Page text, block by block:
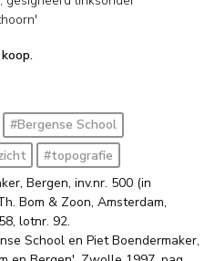
#Bergense School
#topografie
Bergen, inv.nr. 500 (in
Bom & Zoon, Amsterdam,
lotnr. 92.
School en Piet Boendermaker,